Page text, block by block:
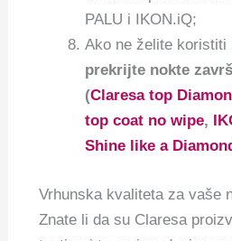
PALU i IKON.iQ;
Ako ne želite koristiti
prekrijte nokte
(Claresa top
top coat no wipe,
Shine like a
Vrhunska kvaliteta za vaše
Znate li da su Claresa